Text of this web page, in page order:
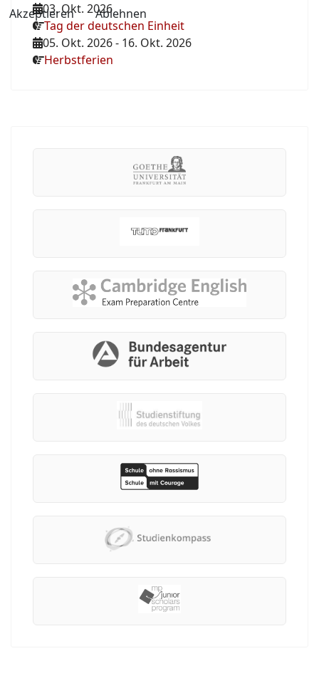
03. Okt. 2026
Tag der deutschen Einheit
05. Okt. 2026- 16. Okt. 2026
Herbstferien
Akzeptieren
Ablehnen